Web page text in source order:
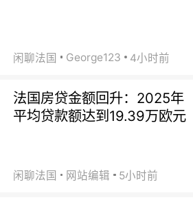
闲聊法国 George123 4小时前
法国房贷金额回升：2025年
平均贷款额达到19.39万欧元
闲聊法国 网站编辑 5小时前